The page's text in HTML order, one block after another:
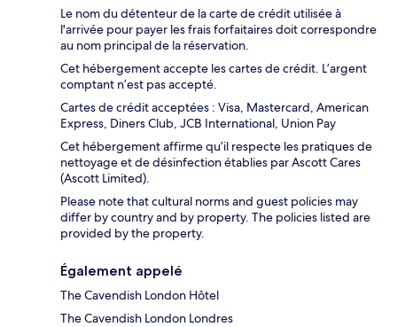
Le nom du détenteur de la carte de crédit utilisée à
l'arrivée pour payer les frais forfaitaires doit correspondre
au nom principal de la réservation.
Cet hébergement accepte les cartes de crédit. L’argent
comptant n’est pas accepté.
Cartes de crédit acceptées : Visa, Mastercard, American
Express, Diners Club, JCB International, Union Pay
Cet hébergement affirme qu’il respecte les pratiques de
nettoyage et de désinfection établies par Ascott Cares
(Ascott Limited).
Please note that cultural norms and guest policies may
differ by country and by property. The policies listed are
provided by the property.
Également appelé
The Cavendish London Hôtel
The Cavendish London Londres